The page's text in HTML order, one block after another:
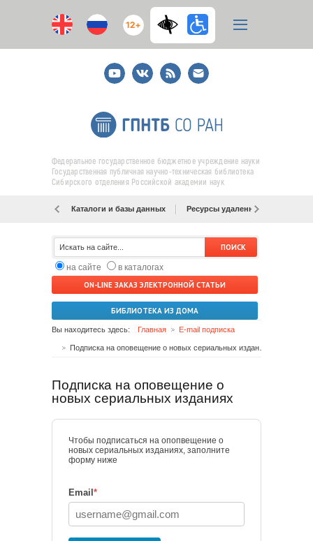
12+
YoutubeВКонтакте
RSS
E-
mail
подписка
Федеральное государственное бюджетное учреждение науки
Государственная публичная научно-техническая библиотека
Сибирского отделения Российской академии наук
Каталоги и базы данных Ресурсы удаленного доступа
на сайте
в каталогах
ON-LINE ЗАКАЗ ЭЛЕКТРОННОЙ СТАТЬИ
БИБЛИОТЕКА ИЗ ДОМА
Вы находитесь здесь: Главная E-mail подписка
Подписка на оповещение о
новых сериальных изданиях
Чтобы подписаться на опопвещение о
новых сериальных изданиях, заполните
форму ниже
Email *